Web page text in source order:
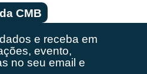
CMB
e receba em
evento,
no seu email e